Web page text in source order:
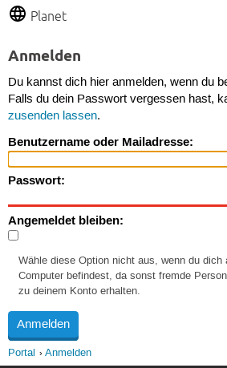
Planet
Anmelden
Du kannst dich hier anmelden, wenn du
Falls du dein Passwort vergessen hast,
zusenden lassen.
Benutzername oder Mailadresse:
Passwort:
Angemeldet bleiben:
Wähle diese Option nicht aus, wenn du dich
Computer befindest, da sonst fremde
zu deinem Konto erhalten.
Portal Anmelden